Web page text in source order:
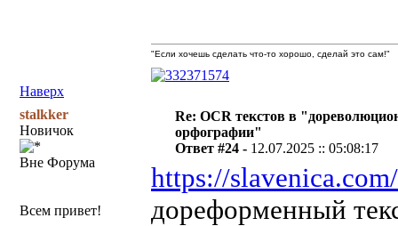
Наверх
"Если хочешь сделать что-то хорошо, сделай это сам!"
stalkker
Новичок
Вне Форума
Всем привет!
Re: OCR текстов в
орфографии"
Ответ #24 - 12.07.2025 :: 05:08:17
https://slavenica.com/
дореформенный